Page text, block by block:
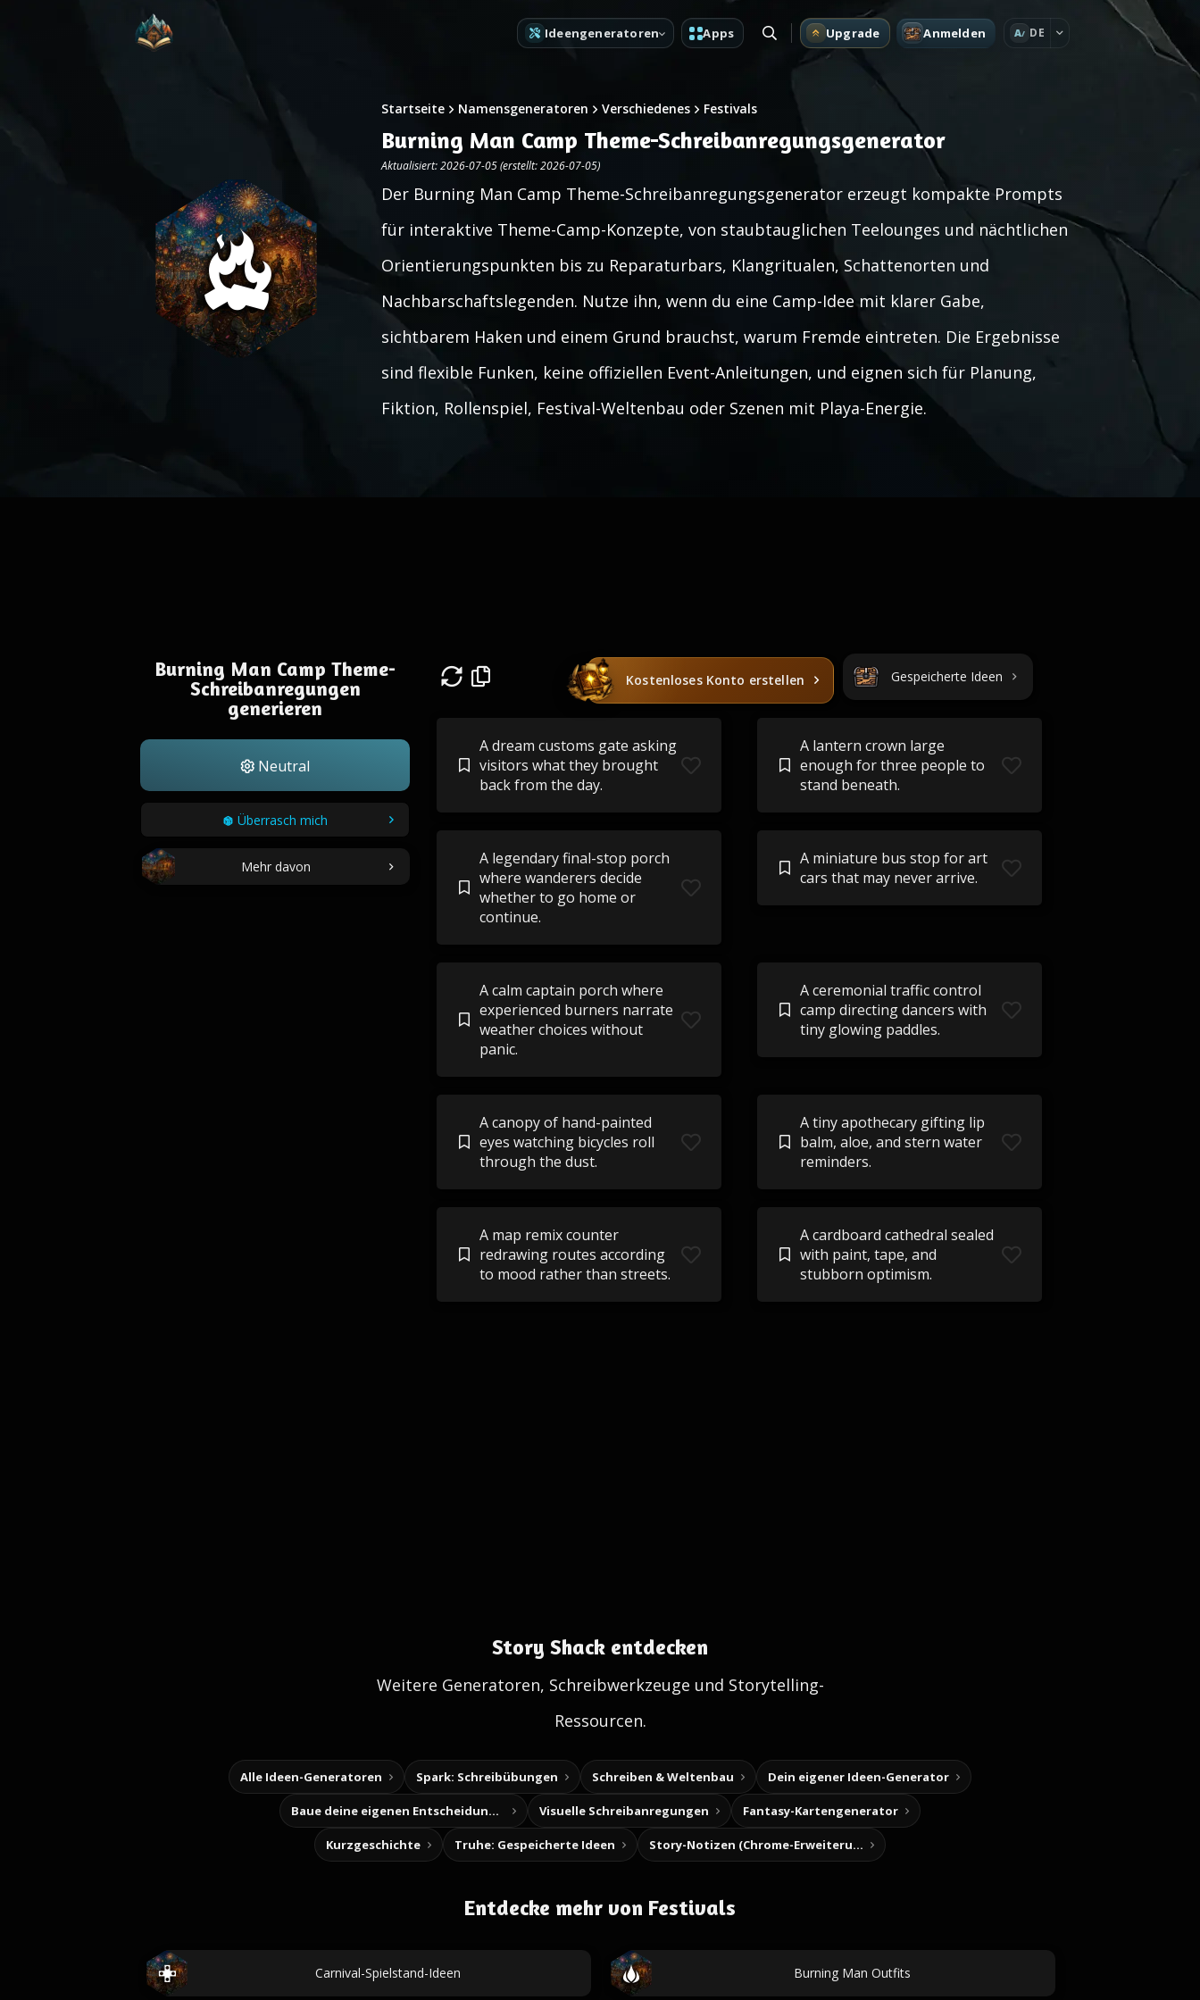
Ideengeneratoren Apps Upgrade Anmelden A DE
Startseite Namensgeneratoren Verschiedenes Festivals
Burning Man Camp Theme-Schreibanregungsgenerator
Aktualisiert: 2026-07-05 (erstellt: 2026-07-05)
Der Burning Man Camp Theme-Schreibanregungsgenerator erzeugt kompakte Prompts
für interaktive Theme-Camp-Konzepte, von staubtauglichen Teelounges und nächtlichen
Orientierungspunkten bis zu Reparaturbars, Klangritualen, Schattenorten und
Nachbarschaftslegenden. Nutze ihn, wenn du eine Camp-Idee mit klarer Gabe,
sichtbarem Haken und einem Grund brauchst, warum Fremde eintreten. Die Ergebnisse
sind flexible Funken, keine offiziellen Event-Anleitungen, und eignen sich für Planung,
Fiktion, Rollenspiel, Festival-Weltenbau oder Szenen mit Playa-Energie.
Burning Man Camp Theme-
Schreibanregungen
generieren
Neutral
Überrasch mich
Mehr davon
Kostenloses Konto erstellen Gespeicherte Ideen
A dream customs gate asking
visitors what they brought
back from the day.
A lantern crown large
enough for three people to
stand beneath.
A legendary final-stop porch
where wanderers decide
whether to go home or
continue.
A miniature bus stop for art
cars that may never arrive.
A calm captain porch where
experienced burners narrate
weather choices without
panic.
A ceremonial traffic control
camp directing dancers with
tiny glowing paddles.
A canopy of hand-painted
eyes watching bicycles roll
through the dust.
A tiny apothecary gifting lip
balm, aloe, and stern water
reminders.
A map remix counter
redrawing routes according
to mood rather than streets.
A cardboard cathedral sealed
with paint, tape, and
stubborn optimism.
Story Shack entdecken
Weitere Generatoren, Schreibwerkzeuge und Storytelling-
Ressourcen.
Alle Ideen-Generatoren Spark: Schreibübungen Schreiben & Weltenbau Dein eigener Ideen-Generator
Baue deine eigenen Entscheidungsabenteuer Visuelle Schreibanregungen Fantasy-Kartengenerator
Kurzgeschichte Truhe: Gespeicherte Ideen Story-Notizen (Chrome-Erweiterung)
Entdecke mehr von Festivals
Carnival-Spielstand-Ideen Burning Man Outfits